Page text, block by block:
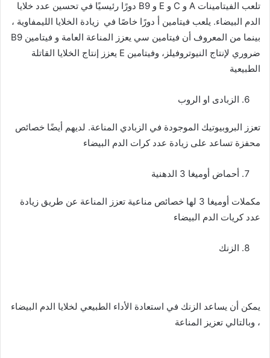
تلعب الفيتامينات A و C و E و B9 دورًا رئيسيًا في تحسين عدد خلايا
الدم البيضاء. يلعب فيتامين أ دورًا خاصًا في زيادة الخلايا الليمفاوية ،
بينما من المعروف أن فيتامين سي يعزز المناعة العامة و فيتامين B9
ضروري لإنتاج النيوتروفيلز، وفيتامين E يعزز إنتاج الخلايا القاتلة
الطبيعية
الزبادى او الروب
تعزز البروبيوتيك الموجودة في الزبادي المناعة. لديهم أيضًا خصائص
محفزة تساعد على زيادة عدد كرات الدم البيضاء
أحماض أوميغا 3 الدهنية
مكملات أوميغا 3 لها خصائص مناعية تعزز المناعة عن طريق زيادة
عدد كريات الدم البيضاء
الزنك
يمكن أن يساعد الزنك في استعادة الأداء الطبيعي لخلايا الدم البيضاء
، وبالتالي تعزيز المناعة